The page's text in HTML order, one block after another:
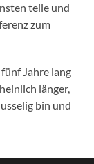
teile und
zum
Jahre lang
länger,
bin und